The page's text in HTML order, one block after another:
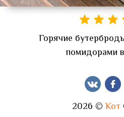
Горячие
помидорами
2026 © Кот